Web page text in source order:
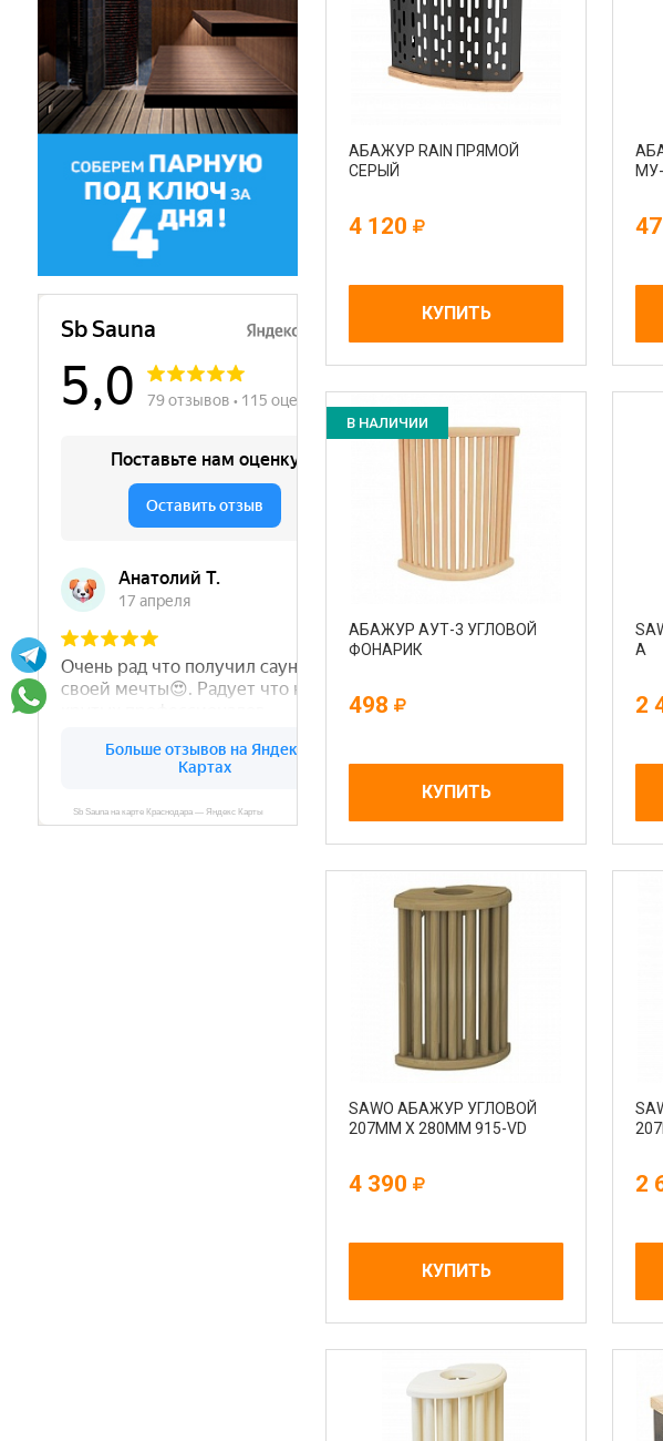
АБАЖУР RAIN ПРЯМОЙ
СЕРЫЙ
4 120
КУПИТЬ
В НАЛИЧИИ
АБАЖУР АУТ-3 УГЛОВОЙ
ФОНАРИК
498
КУПИТЬ
А
2
SAWO АБАЖУР УГЛОВОЙ
207ММ Х 280ММ 915-VD
4 390
КУПИТЬ
2